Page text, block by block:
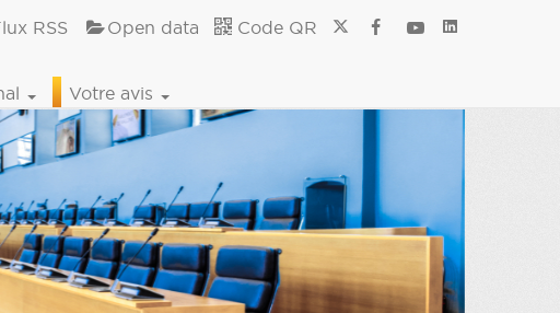
RSS Open data Code QR
Votre avis